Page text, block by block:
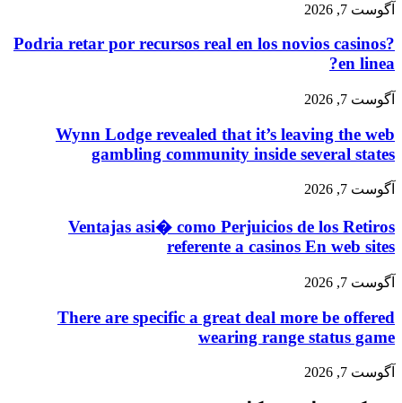
آگوست 7, 2026
?Podria retar por recursos real en los novios casinos
en linea?
آگوست 7, 2026
Wynn Lodge revealed that it’s leaving the web
gambling community inside several states
آگوست 7, 2026
Ventajas asi� como Perjuicios de los Retiros
referente a casinos En web sites
آگوست 7, 2026
There are specific a great deal more be offered
wearing range status game
آگوست 7, 2026